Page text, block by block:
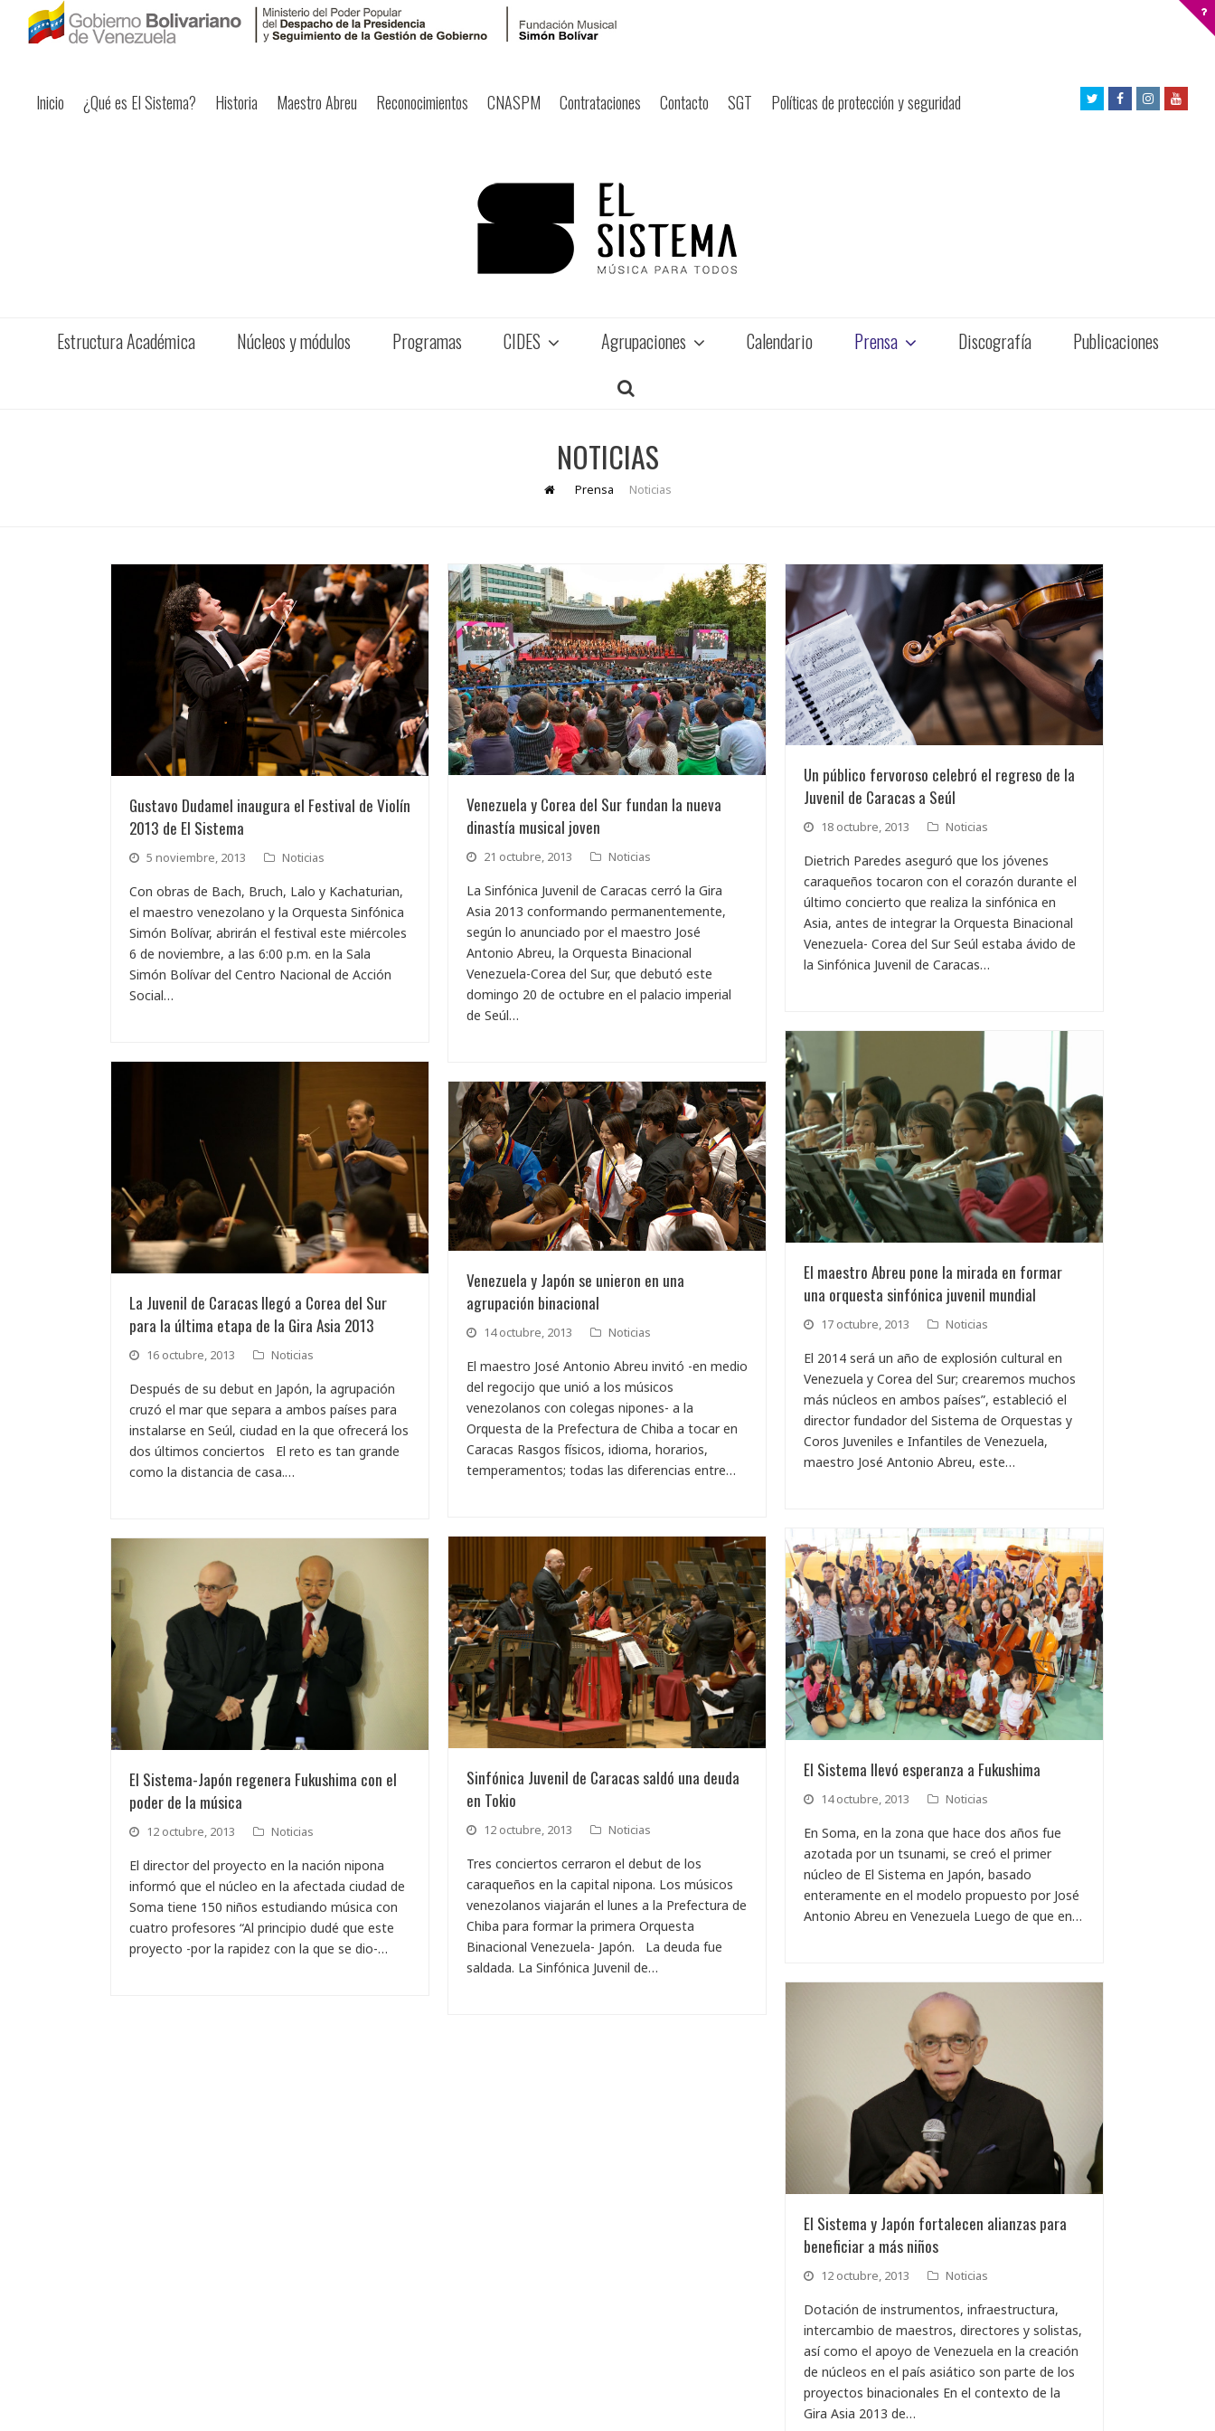
Inicio ¿Qué es El Sistema? Historia Maestro Abreu Reconocimientos CNASPM Contrataciones Contacto SGT Políticas de protección y seguridad
TwitterFacebookInstagram
Estructura Académica Núcleos y módulos Programas CIDES Agrupaciones Calendario Prensa Discografía Publicaciones
NOTICIAS
Prensa Noticias
Gustavo Dudamel inaugura el Festival de Violín
2013 de El Sistema
5 noviembre, 2013 Noticias
Con obras de Bach, Bruch, Lalo y Kachaturian,
el maestro venezolano y la Orquesta Sinfónica
Simón Bolívar, abrirán el festival este miércoles
6 de noviembre, a las 6:00 p.m. en la Sala
Simón Bolívar del Centro Nacional de Acción
Social…
Venezuela y Corea del Sur fundan la nueva
dinastía musical joven
21 octubre, 2013 Noticias
La Sinfónica Juvenil de Caracas cerró la Gira
Asia 2013 conformando permanentemente,
según lo anunciado por el maestro José
Antonio Abreu, la Orquesta Binacional
Venezuela-Corea del Sur, que debutó este
domingo 20 de octubre en el palacio imperial
de Seúl…
Un público fervoroso celebró el regreso de la
Juvenil de Caracas a Seúl
18 octubre, 2013 Noticias
Dietrich Paredes aseguró que los jóvenes
caraqueños tocaron con el corazón durante el
último concierto que realiza la sinfónica en
Asia, antes de integrar la Orquesta Binacional
Venezuela- Corea del Sur Seúl estaba ávido de
la Sinfónica Juvenil de Caracas…
El maestro Abreu pone la mirada en formar
una orquesta sinfónica juvenil mundial
17 octubre, 2013 Noticias
El 2014 será un año de explosión cultural en
Venezuela y Corea del Sur; crearemos muchos
más núcleos en ambos países”, estableció el
director fundador del Sistema de Orquestas y
Coros Juveniles e Infantiles de Venezuela,
maestro José Antonio Abreu, este…
La Juvenil de Caracas llegó a Corea del Sur
para la última etapa de la Gira Asia 2013
16 octubre, 2013 Noticias
Después de su debut en Japón, la agrupación
cruzó el mar que separa a ambos países para
instalarse en Seúl, ciudad en la que ofrecerá los
dos últimos conciertos El reto es tan grande
como la distancia de casa.…
Venezuela y Japón se unieron en una
agrupación binacional
14 octubre, 2013 Noticias
El maestro José Antonio Abreu invitó -en medio
del regocijo que unió a los músicos
venezolanos con colegas nipones- a la
Orquesta de la Prefectura de Chiba a tocar en
Caracas Rasgos físicos, idioma, horarios,
temperamentos; todas las diferencias entre…
El Sistema llevó esperanza a Fukushima
14 octubre, 2013 Noticias
En Soma, en la zona que hace dos años fue
azotada por un tsunami, se creó el primer
núcleo de El Sistema en Japón, basado
enteramente en el modelo propuesto por José
Antonio Abreu en Venezuela Luego de que en…
Sinfónica Juvenil de Caracas saldó una deuda
en Tokio
12 octubre, 2013 Noticias
Tres conciertos cerraron el debut de los
caraqueños en la capital nipona. Los músicos
venezolanos viajarán el lunes a la Prefectura de
Chiba para formar la primera Orquesta
Binacional Venezuela- Japón. La deuda fue
saldada. La Sinfónica Juvenil de…
El Sistema-Japón regenera Fukushima con el
poder de la música
12 octubre, 2013 Noticias
El director del proyecto en la nación nipona
informó que el núcleo en la afectada ciudad de
Soma tiene 150 niños estudiando música con
cuatro profesores “Al principio dudé que este
proyecto -por la rapidez con la que se dio-…
El Sistema y Japón fortalecen alianzas para
beneficiar a más niños
12 octubre, 2013 Noticias
Dotación de instrumentos, infraestructura,
intercambio de maestros, directores y solistas,
así como el apoyo de Venezuela en la creación
de núcleos en el país asiático son parte de los
proyectos binacionales En el contexto de la
Gira Asia 2013 de…